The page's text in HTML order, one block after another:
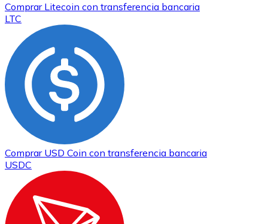
Comprar Litecoin con transferencia bancaria
LTC
Comprar USD Coin con transferencia bancaria
USDC